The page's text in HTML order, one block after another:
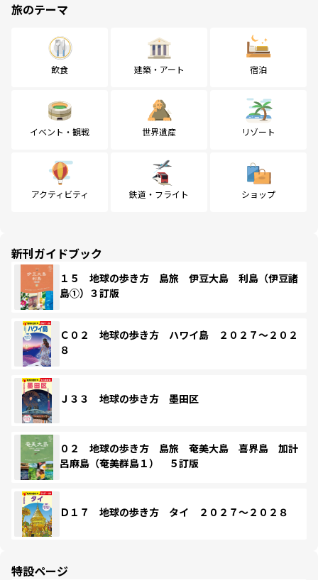
旅のテーマ
飲食 建築・アート 宿泊
イベント・観戦 世界遺産 リゾート
アクティビティ 鉄道・フライト ショップ
新刊ガイドブック
１５ 地球の歩き方 島旅 伊豆大島 利島（伊豆諸
島①）３訂版
Ｃ０２ 地球の歩き方 ハワイ島 ２０２７～２０２
８
Ｊ３３ 地球の歩き方 墨田区
０２ 地球の歩き方 島旅 奄美大島 喜界島 加計
呂麻島（奄美群島１） ５訂版
Ｄ１７ 地球の歩き方 タイ ２０２７～２０２８
特設ページ